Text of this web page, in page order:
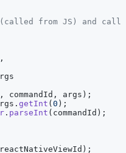
from JS) and call
,
, commandId , args ) ;
. getInt ( 0 ) ;
. parseInt ( commandId ) ;
) ;